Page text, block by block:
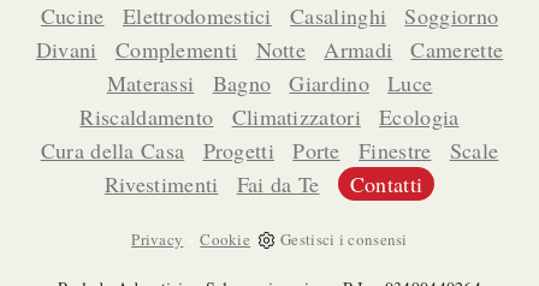
Cucine Elettrodomestici Casalinghi
Soggiorno
Divani
Complementi Notte Armadi
Camerette
Materassi
Bagno Giardino
Luce
Riscaldamento
Climatizzatori
Ecologia
Cura della Casa
Progetti Porte Finestre
Scale
Rivestimenti
Fai da Te Contatti
Privacy -Cookie Gestisci i consensi